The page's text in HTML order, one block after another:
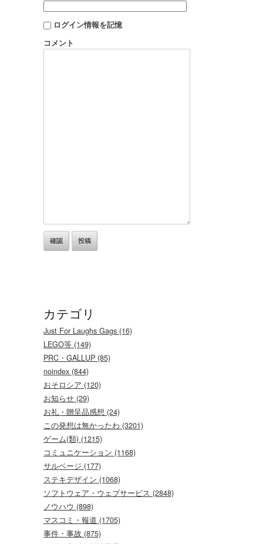
ログイン情報を記憶
コメント
カテゴリ
Just For Laughs Gags (16)
LEGO等 (149)
PRC・GALLUP (85)
noindex (844)
おそロシア (120)
お知らせ (29)
お礼・贈呈品感想 (24)
この発想は無かったわ (3201)
ゲーム(類) (1215)
コミュニケーション (1168)
サルベージ (177)
ステキデザイン (1068)
ソフトウェア・ウェブサービス (2848)
ノウハウ (898)
マスコミ・報道 (1705)
事件・事故 (875)